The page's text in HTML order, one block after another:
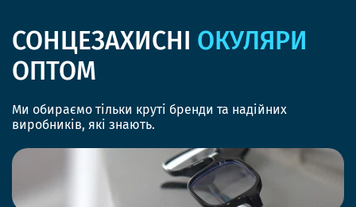
СОНЦЕЗАХИСНІ ОКУЛЯРИ
ОПТОМ
Ми обираємо тільки круті бренди та надійних
виробників, які знають.